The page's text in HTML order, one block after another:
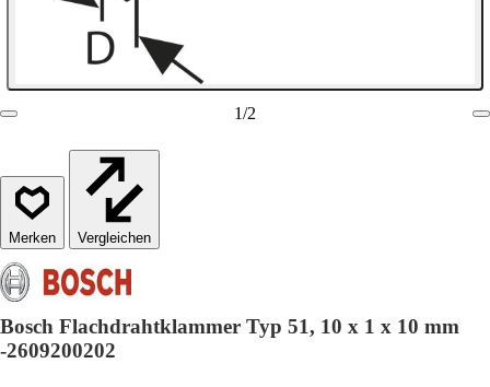
1/2
Vergleichen
Bosch Flachdrahtklammer Typ 51, 10 x 1 x 10 mm
-2609200202